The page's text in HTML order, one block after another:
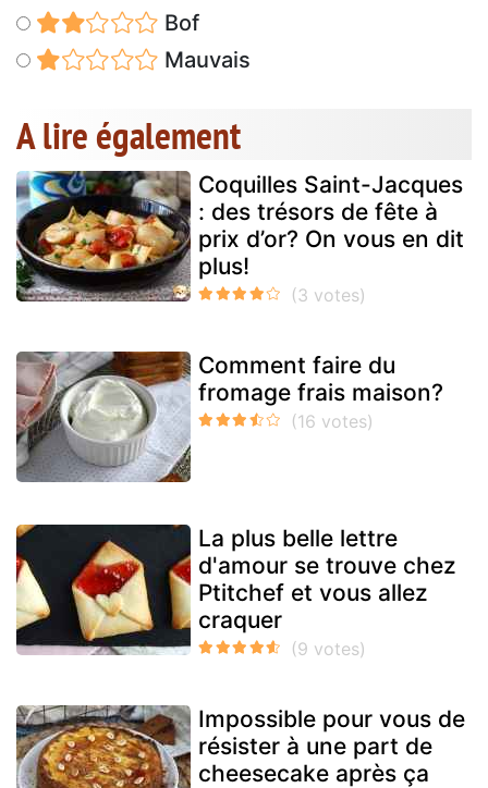
Bof
Mauvais
A lire également
Coquilles Saint-Jacques
: des trésors de fête à
prix d’or? On vous en dit
plus!
Comment faire du
fromage frais maison?
La plus belle lettre
d'amour se trouve chez
Ptitchef et vous allez
craquer
Impossible pour vous de
résister à une part de
cheesecake après ça